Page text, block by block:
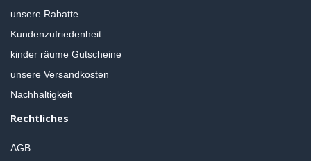
unsere Rabatte
Kundenzufriedenheit
kinder räume Gutscheine
unsere Versandkosten
Nachhaltigkeit
Rechtliches
AGB